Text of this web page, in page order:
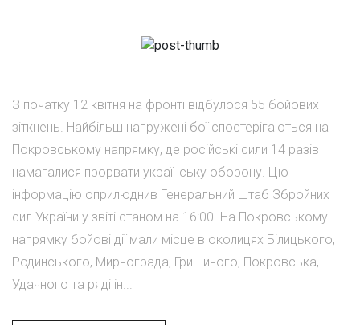
З початку 12 квітня на фронті відбулося 55 бойових
зіткнень. Найбільш напружені бої спостерігаються на
Покровському напрямку, де російські сили 14 разів
намагалися прорвати українську оборону. Цю
інформацію оприлюднив Генеральний штаб Збройних
сил України у звіті станом на 16:00. На Покровському
напрямку бойові дії мали місце в околицях Білицького,
Родинського, Мирнограда, Гришиного, Покровська,
Удачного та ряді ін...